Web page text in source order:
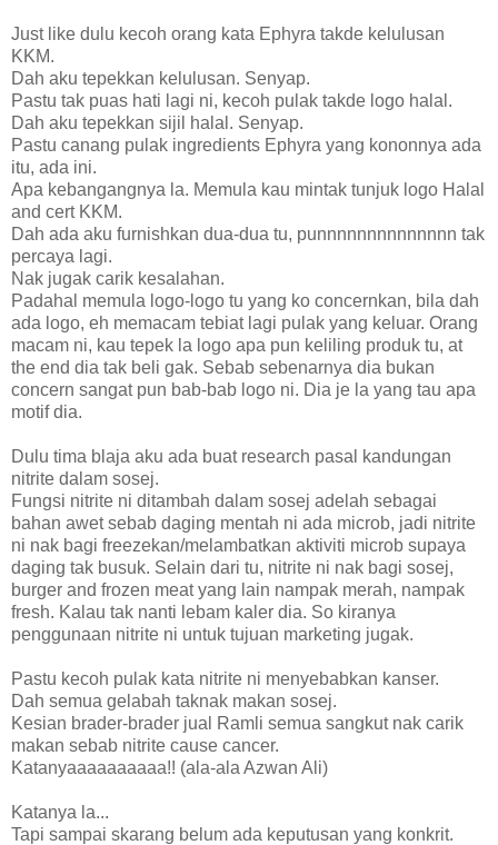
Just like dulu kecoh orang kata Ephyra takde kelulusan
KKM.
Dah aku tepekkan kelulusan. Senyap.
Pastu tak puas hati lagi ni, kecoh pulak takde logo halal.
Dah aku tepekkan sijil halal. Senyap.
Pastu canang pulak ingredients Ephyra yang kononnya ada
itu, ada ini.
Apa kebangangnya la. Memula kau mintak tunjuk logo Halal
and cert KKM.
Dah ada aku furnishkan dua-dua tu, punnnnnnnnnnnnnn tak
percaya lagi.
Nak jugak carik kesalahan.
Padahal memula logo-logo tu yang ko concernkan, bila dah
ada logo, eh memacam tebiat lagi pulak yang keluar. Orang
macam ni, kau tepek la logo apa pun keliling produk tu, at
the end dia tak beli gak. Sebab sebenarnya dia bukan
concern sangat pun bab-bab logo ni. Dia je la yang tau apa
motif dia.
Dulu tima blaja aku ada buat research pasal kandungan
nitrite dalam sosej.
Fungsi nitrite ni ditambah dalam sosej adelah sebagai
bahan awet sebab daging mentah ni ada microb, jadi nitrite
ni nak bagi freezekan/melambatkan aktiviti microb supaya
daging tak busuk. Selain dari tu, nitrite ni nak bagi sosej,
burger and frozen meat yang lain nampak merah, nampak
fresh. Kalau tak nanti lebam kaler dia. So kiranya
penggunaan nitrite ni untuk tujuan marketing jugak.
Pastu kecoh pulak kata nitrite ni menyebabkan kanser.
Dah semua gelabah taknak makan sosej.
Kesian brader-brader jual Ramli semua sangkut nak carik
makan sebab nitrite cause cancer.
Katanyaaaaaaaaaa!! (ala-ala Azwan Ali)
Katanya la...
Tapi sampai skarang belum ada keputusan yang konkrit.